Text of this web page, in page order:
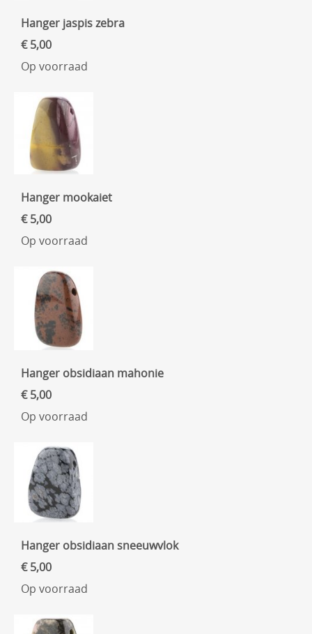
Hanger jaspis zebra
€ 5,00
Op voorraad
Hanger mookaiet
€ 5,00
Op voorraad
Hanger obsidiaan mahonie
€ 5,00
Op voorraad
Hanger obsidiaan sneeuwvlok
€ 5,00
Op voorraad